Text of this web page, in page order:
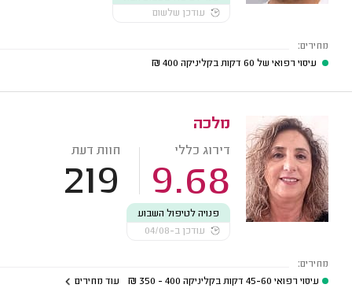
עודכן שלשום
מחירים:
עיסוי רפואי של 60 דקות בקליניקה
400
₪
מלכה
דירוג כללי
9.68
חוות דעת
219
פנויה לטיפול השבוע
עודכן ב-04/08
מחירים:
עיסוי רפואי 45-60 דקות בקליניקה
400 - 350
₪ עוד מחירים